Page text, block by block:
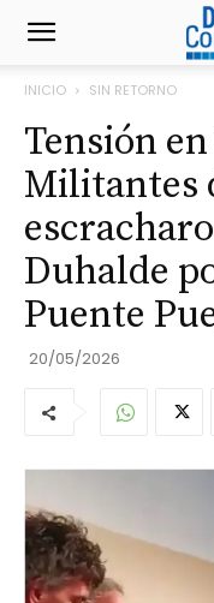
INICIO SIN RETORNO
Tensión
Militantes
Duhalde
Puente
20/05/2026